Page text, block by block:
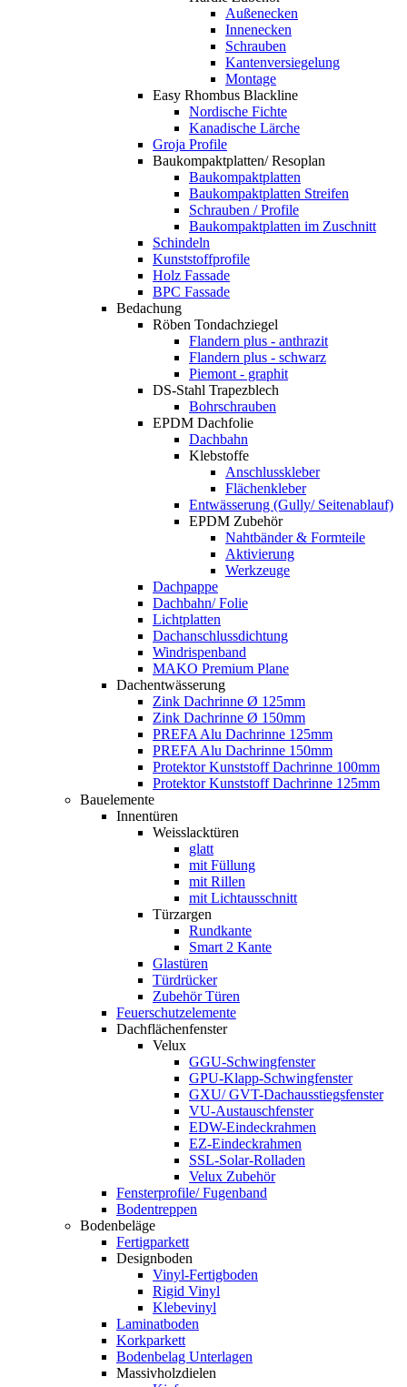
Außenecken
Innenecken
Schrauben
Kantenversiegelung
Montage
Easy Rhombus Blackline
Nordische Fichte
Kanadische Lärche
Groja Profile
Baukompaktplatten/ Resoplan
Baukompaktplatten
Baukompaktplatten Streifen
Schrauben / Profile
Baukompaktplatten im Zuschnitt
Schindeln
Kunststoffprofile
Holz Fassade
BPC Fassade
Bedachung
Röben Tondachziegel
Flandern plus - anthrazit
Flandern plus - schwarz
Piemont - graphit
DS-Stahl Trapezblech
Bohrschrauben
EPDM Dachfolie
Dachbahn
Klebstoffe
Anschlusskleber
Flächenkleber
Entwässerung (Gully/ Seitenablauf)
EPDM Zubehör
Nahtbänder & Formteile
Aktivierung
Werkzeuge
Dachpappe
Dachbahn/ Folie
Lichtplatten
Dachanschlussdichtung
Windrispenband
MAKO Premium Plane
Dachentwässerung
Zink Dachrinne Ø 125mm
Zink Dachrinne Ø 150mm
PREFA Alu Dachrinne 125mm
PREFA Alu Dachrinne 150mm
Protektor Kunststoff Dachrinne 100mm
Protektor Kunststoff Dachrinne 125mm
Bauelemente
Innentüren
Weisslacktüren
glatt
mit Füllung
mit Rillen
mit Lichtausschnitt
Türzargen
Rundkante
Smart 2 Kante
Glastüren
Türdrücker
Zubehör Türen
Feuerschutzelemente
Dachflächenfenster
Velux
GGU-Schwingfenster
GPU-Klapp-Schwingfenster
GXU/ GVT-Dachausstiegsfenster
VU-Austauschfenster
EDW-Eindeckrahmen
EZ-Eindeckrahmen
SSL-Solar-Rolladen
Velux Zubehör
Fensterprofile/ Fugenband
Bodentreppen
Bodenbeläge
Fertigparkett
Designboden
Vinyl-Fertigboden
Rigid Vinyl
Klebevinyl
Laminatboden
Korkparkett
Bodenbelag Unterlagen
Massivholzdielen